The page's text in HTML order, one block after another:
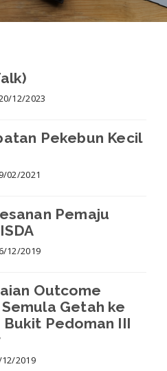
12/2023
Pekebun Kecil
02/2021
Pemaju
12/2019
Outcome
Getah ke
Bukit Pedoman III
2019